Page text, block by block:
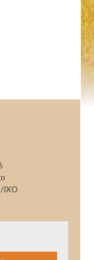
IXO